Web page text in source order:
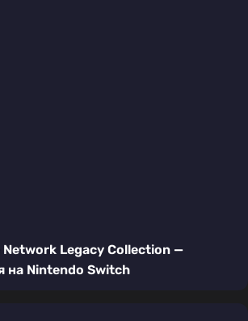
Network Legacy Collection —
на Nintendo Switch